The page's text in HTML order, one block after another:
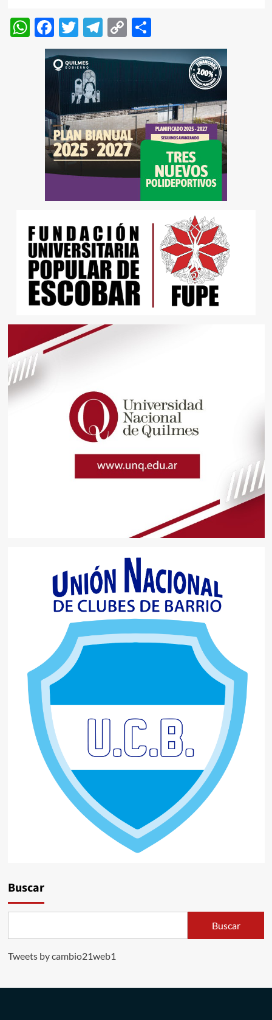
WhatsApp
Facebook
Twitter
Telegram
Copy
Link
Compartir
Buscar
Buscar
Tweets by cambio21web1